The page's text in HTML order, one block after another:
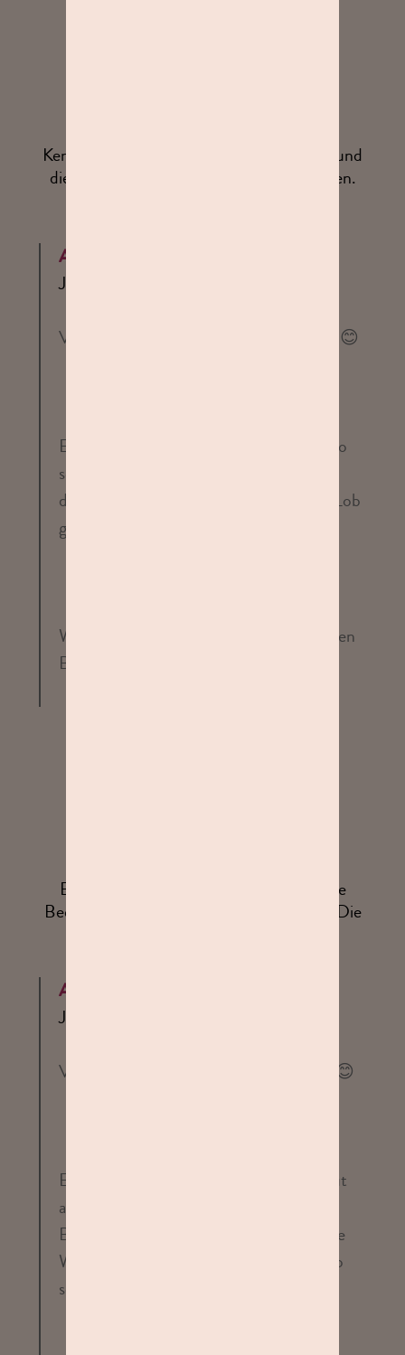
Kenny hat uns ein tolles Erlebnis beschert und
die Aufnahmen sind phantastisch geworden.
Antwort von Studioline
Juli 2026
Vielen Dank für Deine tolle Bewertung! 😊
Es freut uns sehr zu hören, dass Du ein so
schönes Erlebnis bei uns hattest und mit
den Aufnahmen so zufrieden bist. Dein Lob
geben wir sehr gerne an Kenny weiter!
Wir freuen uns schon auf Deinen nächsten
Besuch. 💛
Eine Empfehlung wert. Es werden auf die
Bedürfnisse sowie Wünsche eingegangen. Die
Antwort von Studioline
Juni 2026
Vielen Dank für deine tolle Bewertung! 😊
Es freut uns sehr, dass du dich bei uns gut
aufgehoben gefühlt hast und sowohl die
Beratung als auch das Eingehen auf deine
Wünsche so positiv erlebt hast. Genau so
soll ein Shooting bei uns sein.